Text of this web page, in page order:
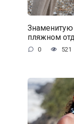
пляжном
0 521